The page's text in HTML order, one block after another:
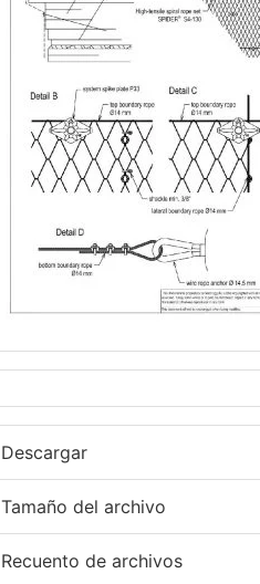
Descargar
Tamaño del archivo
Recuento de archivos